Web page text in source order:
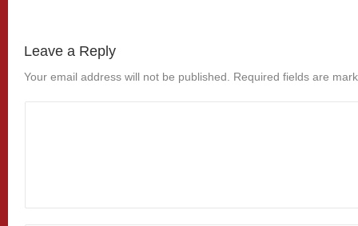
Leave a Reply
Your email address will not be published. Required fields are